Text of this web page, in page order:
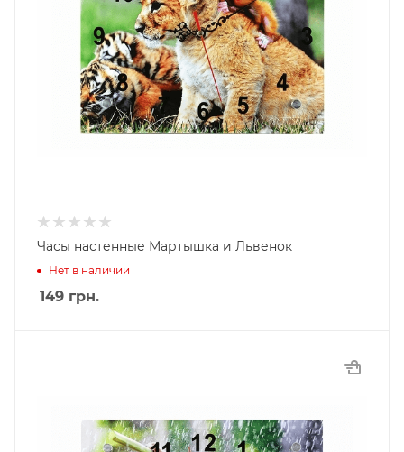
Часы настенные Мартышка и Львенок
Нет в наличии
149 грн.